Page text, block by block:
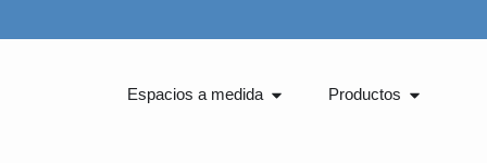
al
Espacios a medida Abrir Espacios a medida
Productos Abrir